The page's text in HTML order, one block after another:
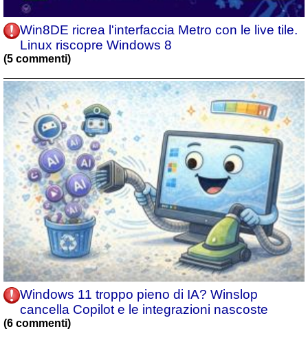
Win8DE ricrea l'interfaccia Metro con le live tile.
Linux riscopre Windows 8
(5 commenti)
Windows 11 troppo pieno di IA? Winslop
cancella Copilot e le integrazioni nascoste
(6 commenti)